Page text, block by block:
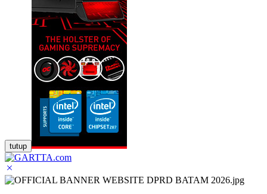
tutup